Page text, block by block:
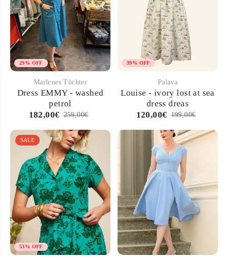
29% OFF
Marlenes Töchter
Dress EMMY - washed
petrol
182,00€ 259,00€
39% OFF
Palava
Louise - ivory lost at sea
dress dreas
120,00€ 199,00€
53% OFF
SALE